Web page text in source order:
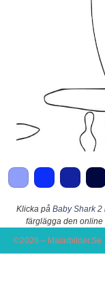
Klicka på Baby Shark 2
färglägga den online
©2026 – Malarbilder.Se